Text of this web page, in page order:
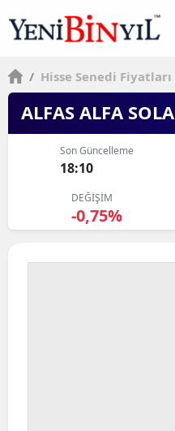
/ Hisse Senedi Fiyatları
ALFAS ALFA
Son Güncelleme
18:10
DEĞİŞİM
-0,75%